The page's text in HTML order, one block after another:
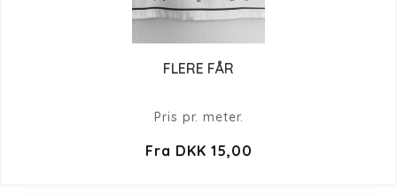
FLERE FÅR
Pris pr. meter.
Fra DKK 15,00